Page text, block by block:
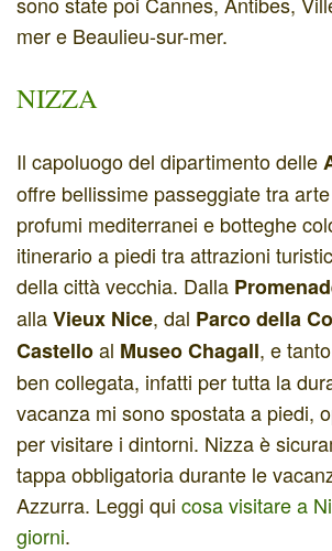
mer e Beaulieu-sur-mer.
NIZZA
Il capoluogo del dipartimento delle
offre bellissime passeggiate tra
profumi mediterranei e botteghe
itinerario a piedi tra attrazioni
della città vecchia. Dalla
allaVieux Nice, dal Parco della
Castelloal Museo Chagall, e
ben collegata, infatti per tutta la
vacanza mi sono spostata a piedi,
per visitare i dintorni. Nizza è
tappa obbligatoria durante le
Azzurra. Leggi qui cosa visitare a
giorni.